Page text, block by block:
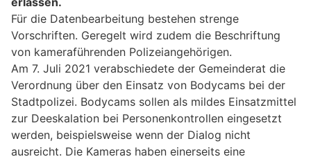
Für die Datenbearbeitung bestehen strenge
Vorschriften. Geregelt wird zudem die Beschriftung
von kameraführenden Polizeiangehörigen.
Am 7. Juli 2021 verabschiedete der Gemeinderat die
Verordnung über den Einsatz von Bodycams bei der
Stadtpolizei. Bodycams sollen als mildes Einsatzmittel
zur Deeskalation bei Personenkontrollen eingesetzt
werden, beispielsweise wenn der Dialog nicht
ausreicht. Die Kameras haben einerseits eine